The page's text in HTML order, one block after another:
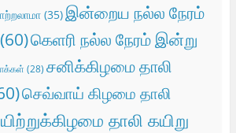
(35)இன்றைய நல்ல நேரம்
(60)கெளரி நல்ல நேரம் இன்று
(28) சனிக்கிழமை தாலி
செவ்வாய் கிழமை தாலி
தாலி கயிறு